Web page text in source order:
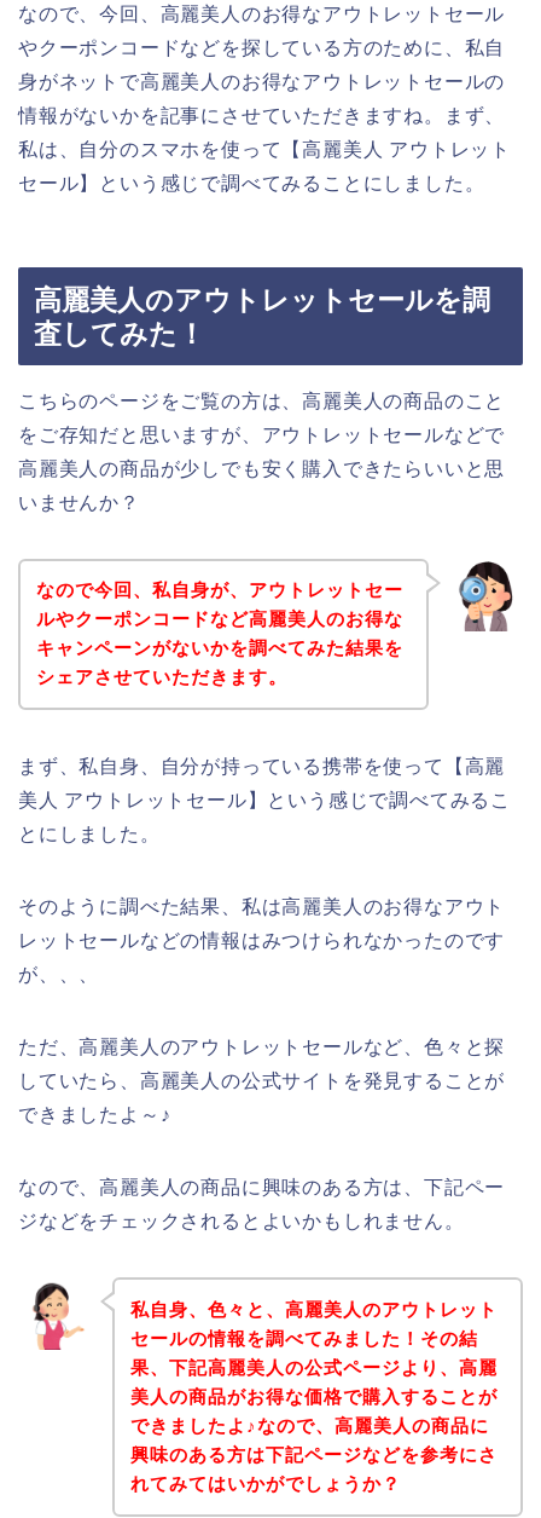
なので、今回、高麗美人のお得なアウトレットセール
やクーポンコードなどを探している方のために、私自
身がネットで高麗美人のお得なアウトレットセールの
情報がないかを記事にさせていただきますね。まず、
私は、自分のスマホを使って【高麗美人 アウトレット
セール】という感じで調べてみることにしました。
高麗美人のアウトレットセールを調
査してみた！
こちらのページをご覧の方は、高麗美人の商品のこと
をご存知だと思いますが、アウトレットセールなどで
高麗美人の商品が少しでも安く購入できたらいいと思
いませんか？
なので今回、私自身が、アウトレットセー
ルやクーポンコードなど高麗美人のお得な
キャンペーンがないかを調べてみた結果を
シェアさせていただきます。
まず、私自身、自分が持っている携帯を使って【高麗
美人 アウトレットセール】という感じで調べてみるこ
とにしました。
そのように調べた結果、私は高麗美人のお得なアウト
レットセールなどの情報はみつけられなかったのです
が、、、
ただ、高麗美人のアウトレットセールなど、色々と探
していたら、高麗美人の公式サイトを発見することが
できましたよ～♪
なので、高麗美人の商品に興味のある方は、下記ペー
ジなどをチェックされるとよいかもしれません。
私自身、色々と、高麗美人のアウトレット
セールの情報を調べてみました！その結
果、下記高麗美人の公式ページより、高麗
美人の商品がお得な価格で購入することが
できましたよ♪なので、高麗美人の商品に
興味のある方は下記ページなどを参考にさ
れてみてはいかがでしょうか？